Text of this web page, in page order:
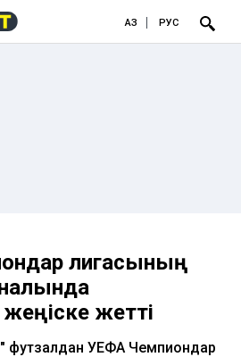
ҚАЗ РУС
лигасының
жетті
футзалдан УЕФА Чемпиондар